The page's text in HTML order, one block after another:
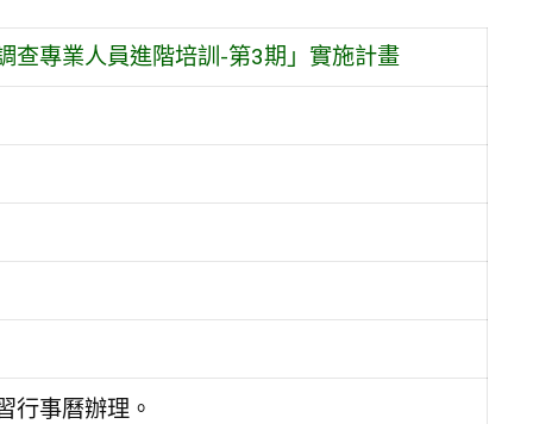
查專業人員進階培訓-第3期」實施計畫
行事曆辦理。